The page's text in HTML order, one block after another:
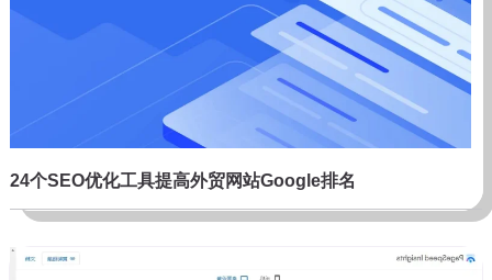
24个SEO优化工具提高外贸网站Google排名